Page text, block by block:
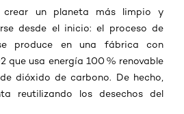
crear un planeta más limpio y
desde el inicio: el proceso de
produce en una fábrica con
que usa energía 100 % renovable
dióxido de carbono. De hecho,
reutilizando los desechos del